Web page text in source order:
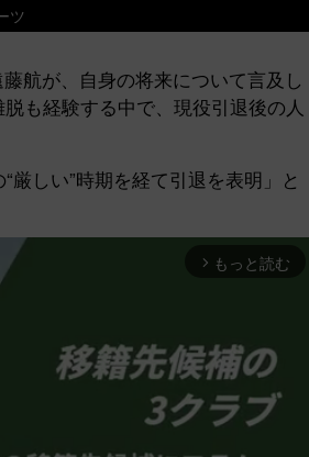
ツ
航が、自身の将来について言及し
も経験する中で、現役引退後の人
しい”時期を経て引退を表明」と
arrow_forward_ios もっと読む